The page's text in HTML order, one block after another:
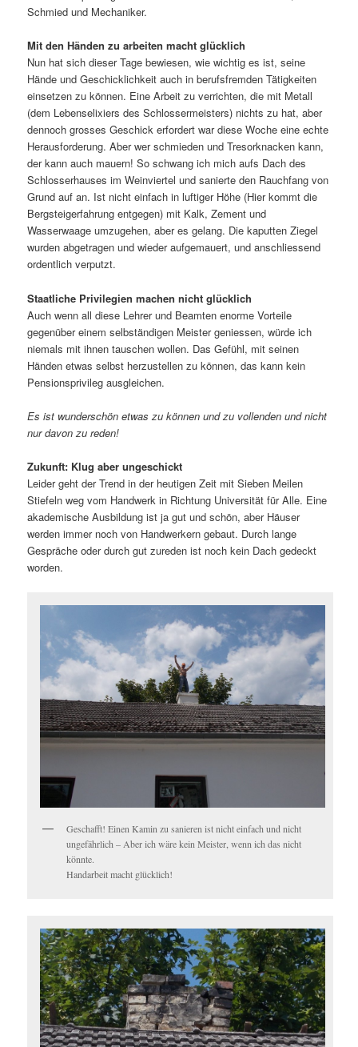
Schmied und Mechaniker.
Mit den Händen zu arbeiten macht glücklich
Nun hat sich dieser Tage bewiesen, wie wichtig es ist, seine
Hände und Geschicklichkeit auch in berufsfremden Tätigkeiten
einsetzen zu können. Eine Arbeit zu verrichten, die mit Metall
(dem Lebenselixiers des Schlossermeisters) nichts zu hat, aber
dennoch grosses Geschick erfordert war diese Woche eine echte
Herausforderung. Aber wer schmieden und Tresorknacken kann,
der kann auch mauern! So schwang ich mich aufs Dach des
Schlosserhauses im Weinviertel und sanierte den Rauchfang von
Grund auf an. Ist nicht einfach in luftiger Höhe (Hier kommt die
Bergsteigerfahrung entgegen) mit Kalk, Zement und
Wasserwaage umzugehen, aber es gelang. Die kaputten Ziegel
wurden abgetragen und wieder aufgemauert, und anschliessend
ordentlich verputzt.
Staatliche Privilegien machen nicht glücklich
Auch wenn all diese Lehrer und Beamten enorme Vorteile
gegenüber einem selbständigen Meister geniessen, würde ich
niemals mit ihnen tauschen wollen. Das Gefühl, mit seinen
Händen etwas selbst herzustellen zu können, das kann kein
Pensionsprivileg ausgleichen.
Es ist wunderschön etwas zu können und zu vollenden und nicht
nur davon zu reden!
Zukunft: Klug aber ungeschickt
Leider geht der Trend in der heutigen Zeit mit Sieben Meilen
Stiefeln weg vom Handwerk in Richtung Universität für Alle. Eine
akademische Ausbildung ist ja gut und schön, aber Häuser
werden immer noch von Handwerkern gebaut. Durch lange
Gespräche oder durch gut zureden ist noch kein Dach gedeckt
worden.
Geschafft! Einen Kamin zu sanieren ist nicht einfach und nicht
ungefährlich – Aber ich wäre kein Meister, wenn ich das nicht
könnte.
Handarbeit macht glücklich!